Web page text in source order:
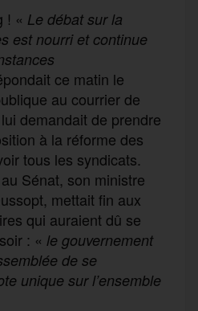
! « Le débat sur la
est nourri et continue
ce matin le
au courrier de
demandait de prendre
à la réforme des
tous les syndicats.
Sénat, son ministre
mettait fin aux
qui auraient dû se
: « le gouvernement
de se
unique sur l’ensemble